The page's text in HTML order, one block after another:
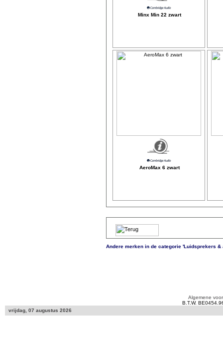
Minx Min 22 zwart
AeroMax 6 zwart
Andere merken in de categorie 'Luidsprekers
Algemene
B.T.W.
vrijdag, 07 augustus 2026